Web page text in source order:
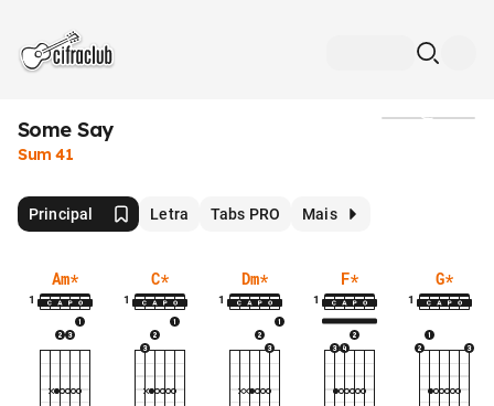
Some Say
Sum 41
Principal Letra Tabs PRO Mais
Am*
1
C*
1
Dm*
1
F*
1
G*
1